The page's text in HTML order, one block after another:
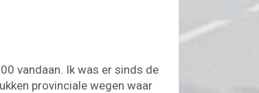
vandaan. Ik was er sinds de
provinciale wegen waar